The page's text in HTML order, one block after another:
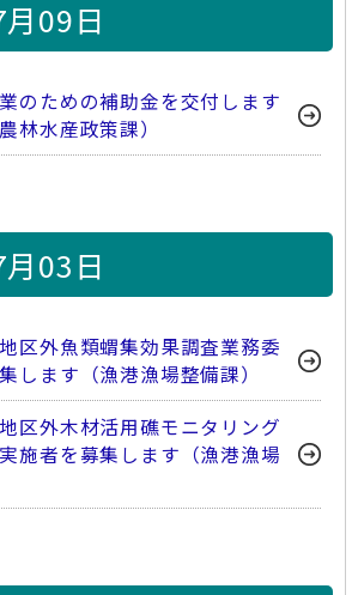
09日
のための補助金を交付します
林水産政策課）
03日
区外魚類蝟集効果調査業務委
します（漁港漁場整備課）
区外木材活用礁モニタリング
施者を募集します（漁港漁場